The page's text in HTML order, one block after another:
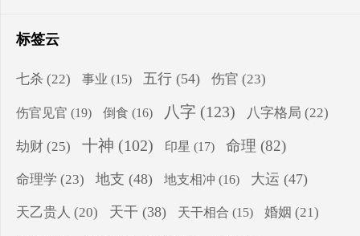
标签云
七杀 (22) 事业 (15) 五行 (54) 伤官 (23)
伤官见官 (19) 倒食 (16) 八字 (123) 八字格局 (22)
劫财 (25) 十神 (102) 印星 (17) 命理 (82)
命理学 (23) 地支 (48) 地支相冲 (16) 大运 (47)
天乙贵人 (20) 天干 (38) 天干相合 (15) 婚姻 (21)